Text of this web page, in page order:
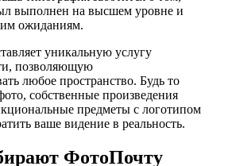
выполнен на высшем уровне и
ожиданиям.
уникальную услугу
позволяющую
любое пространство. Будь то
собственные произведения
предметы с логотипом
ваше видение в реальность.
ФотоПочту